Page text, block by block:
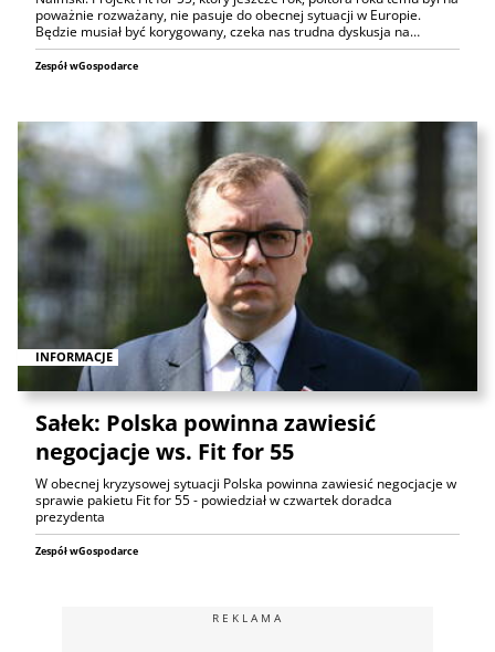
poważnie rozważany, nie pasuje do obecnej sytuacji w Europie.
Będzie musiał być korygowany, czeka nas trudna dyskusja na…
Zespół wGospodarce
INFORMACJE
Sałek: Polska powinna zawiesić
negocjacje ws. Fit for 55
W obecnej kryzysowej sytuacji Polska powinna zawiesić negocjacje w
sprawie pakietu Fit for 55 - powiedział w czwartek doradca
prezydenta
Zespół wGospodarce
REKLAMA